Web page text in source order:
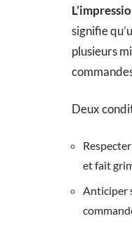
signifie
plusieurs
Deux
et fait
Anticiper